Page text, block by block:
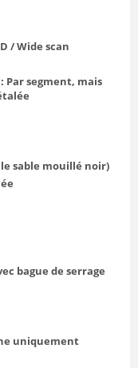
/ Wide scan
Par segment, mais
le sable mouillé noir)
bague de serrage
uniquement